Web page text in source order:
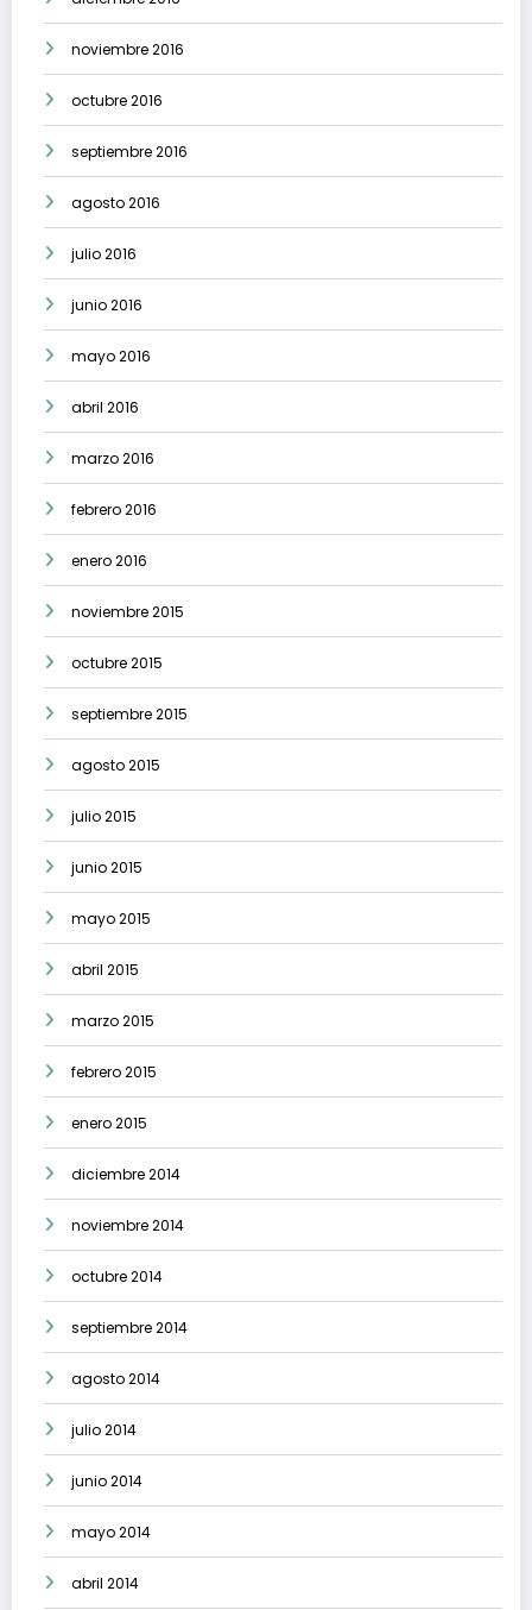
noviembre 2016
octubre 2016
septiembre 2016
agosto 2016
julio 2016
junio 2016
mayo 2016
abril 2016
marzo 2016
febrero 2016
enero 2016
noviembre 2015
octubre 2015
septiembre 2015
agosto 2015
julio 2015
junio 2015
mayo 2015
abril 2015
marzo 2015
febrero 2015
enero 2015
diciembre 2014
noviembre 2014
octubre 2014
septiembre 2014
agosto 2014
julio 2014
junio 2014
mayo 2014
abril 2014